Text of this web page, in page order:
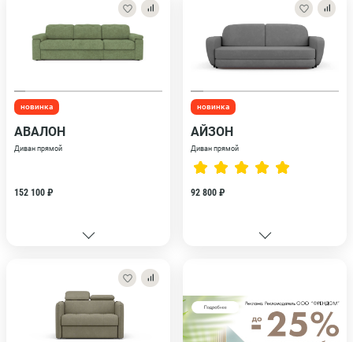
новинка
АВАЛОН
Диван прямой
152 100 ₽
новинка
АЙЗОН
Диван прямой
92 800 ₽